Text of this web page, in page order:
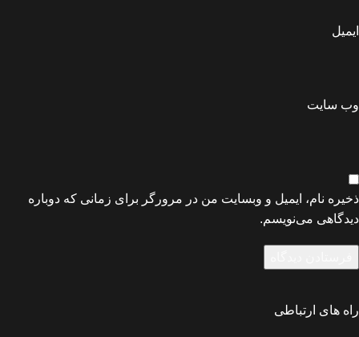
ایمیل
وب‌ سایت
ذخیره نام، ایمیل و وبسایت من در مرورگر برای زمانی که دوباره
دیدگاهی می‌نویسم.
راه های ارتباطی